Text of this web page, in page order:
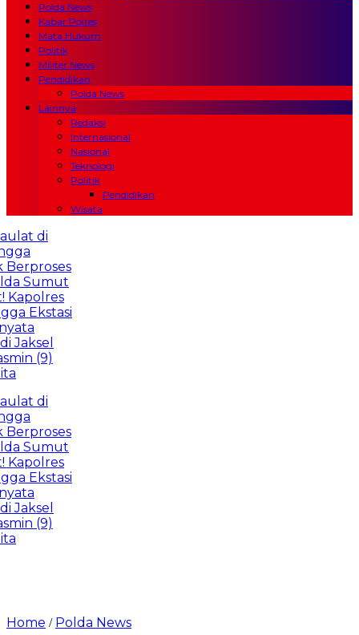
Polda News
Kabar Polres
Mata Hukum
Politik
Militer News
Pendidikan
Polda News
Lainnya
Redaksi
Internasional
Nasional
Teknologi
Politik
Pendidikan
Wisata
di
(9)
di
(9)
Home / Polda News